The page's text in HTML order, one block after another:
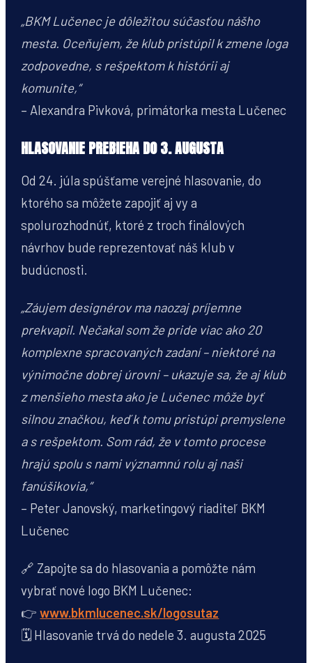
„BKM Lučenec je dôležitou súčasťou nášho
mesta. Oceňujem, že klub pristúpil k zmene loga
zodpovedne, s rešpektom k histórii aj
komunite,“
– Alexandra Pivková, primátorka mesta Lučenec
HLASOVANIE PREBIEHA DO 3. AUGUSTA
Od 24. júla spúšťame verejné hlasovanie, do
ktorého sa môžete zapojiť aj vy a
spolurozhodnúť, ktoré z troch finálových
návrhov bude reprezentovať náš klub v
budúcnosti.
„Záujem designérov ma naozaj príjemne
prekvapil. Nečakal som že pride viac ako 20
komplexne spracovaných zadaní – niektoré na
výnimočne dobrej úrovni – ukazuje sa, že aj klub
z menšieho mesta ako je Lučenec môže byť
silnou značkou, keď k tomu pristúpi premyslene
a s rešpektom. Som rád, že v tomto procese
hrajú spolu s nami významnú rolu aj naši
fanúšikovia,“
– Peter Janovský, marketingový riaditeľ BKM
Lučenec
🔗 Zapojte sa do hlasovania a pomôžte nám
vybrať nové logo BKM Lučenec:
👉www.bkmlucenec.sk/logosutaz
🗓️ Hlasovanie trvá do nedele 3. augusta 2025